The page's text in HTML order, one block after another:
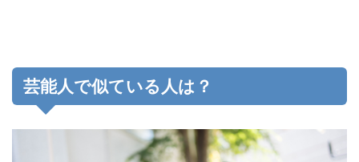
芸能人で似ている人は？